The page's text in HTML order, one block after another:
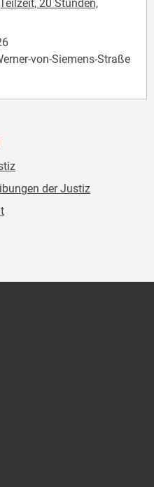
20 Stunden,
von-Siemens-Straße
der Justiz